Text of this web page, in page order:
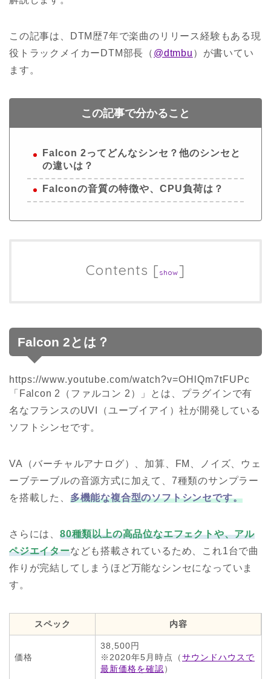
この記事は、DTM歴7年で楽曲のリリース経験もある現
役トラックメイカーDTM部長（ @dtmbu ）が書いてい
ます。
この記事で分かること
Falcon 2ってどんなシンセ？他のシンセと
の違いは？
Falconの音質の特徴や、CPU負荷は？
Contents [ show]
Falcon 2とは？
https://www.youtube.com/watch?v=OHlQm7tFUPc
「Falcon 2（ファルコン 2）」とは、プラグインで有
名なフランスのUVI（ユーブイアイ）社が開発している
ソフトシンセです。
VA（バーチャルアナログ）、加算、FM、ノイズ、ウェ
ーブテーブルの音源方式に加えて、7種類のサンプラー
を搭載した、 多機能な複合型のソフトシンセです。
さらには、 80種類以上の高品位なエフェクトや、アル
ペジエイターなども搭載されているため、これ1台で曲
作りが完結してしまうほど万能なシンセになっていま
す。
スペック 内容
価格
38,500円
※2020年5月時点（サウンドハウスで
最新価格を確認）